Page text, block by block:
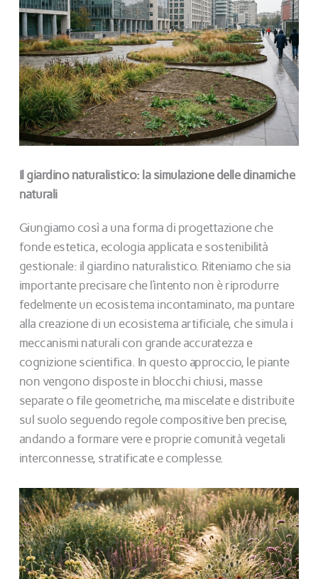
Il giardino naturalistico: la simulazione delle dinamiche
naturali
Giungiamo così a una forma di progettazione che
fonde estetica, ecologia applicata e sostenibilità
gestionale: il giardino naturalistico. Riteniamo che sia
importante precisare che l’intento non è riprodurre
fedelmente un ecosistema incontaminato, ma puntare
alla creazione di un ecosistema artificiale, che simula i
meccanismi naturali con grande accuratezza e
cognizione scientifica. In questo approccio, le piante
non vengono disposte in blocchi chiusi, masse
separate o file geometriche, ma miscelate e distribuite
sul suolo seguendo regole compositive ben precise,
andando a formare vere e proprie comunità vegetali
interconnesse, stratificate e complesse.